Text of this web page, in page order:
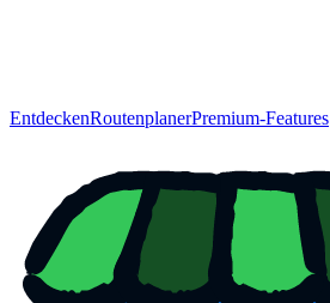
EntdeckenRoutenplanerPremium-Features